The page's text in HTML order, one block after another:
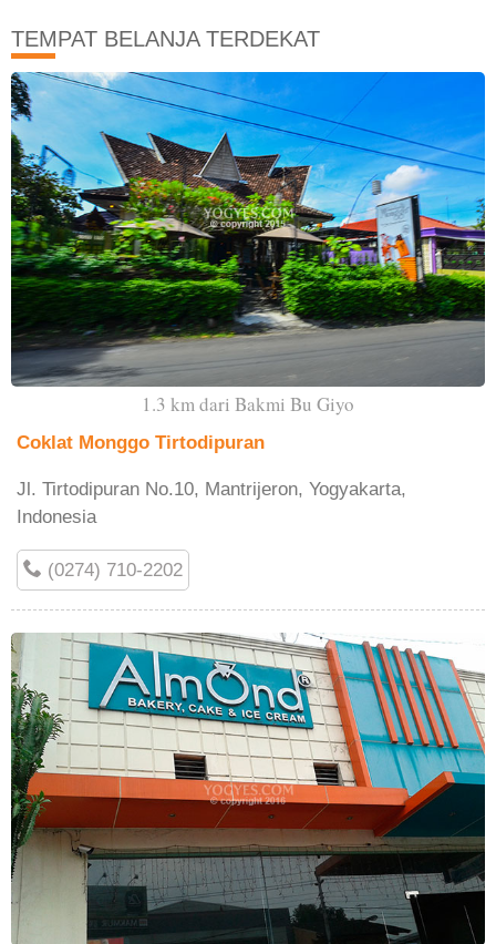
TEMPAT BELANJA TERDEKAT
1.3 km dari Bakmi Bu Giyo
Coklat Monggo Tirtodipuran
Jl. Tirtodipuran No.10, Mantrijeron, Yogyakarta,
Indonesia
(0274) 710-2202